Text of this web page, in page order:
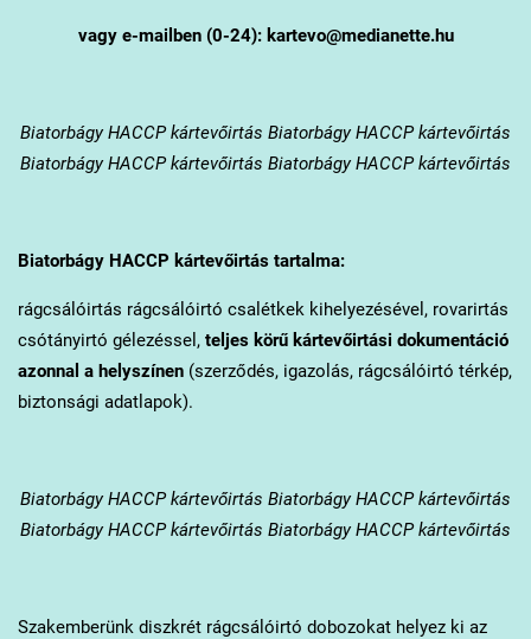
vagy e-mailben (0-24): kartevo@medianette.hu
BiatorbágyHACCP kártevőirtás Biatorbágy HACCP kártevőirtás
Biatorbágy HACCP kártevőirtás Biatorbágy HACCP kártevőirtás
BiatorbágyHACCP kártevőirtás tartalma:
rágcsálóirtás rágcsálóirtó csalétkek kihelyezésével, rovarirtás
csótányirtó gélezéssel, teljes körű kártevőirtási dokumentáció
azonnal a helyszínen(szerződés, igazolás, rágcsálóirtó térkép,
biztonsági adatlapok).
BiatorbágyHACCP kártevőirtás Biatorbágy HACCP kártevőirtás
Biatorbágy HACCP kártevőirtás Biatorbágy HACCP kártevőirtás
Szakemberünk diszkrét rágcsálóirtó dobozokat helyez ki az